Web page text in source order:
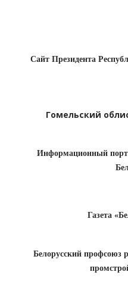
Сайт Президента
Гомельский
Информационный
Газета
Белорусский профсоюз